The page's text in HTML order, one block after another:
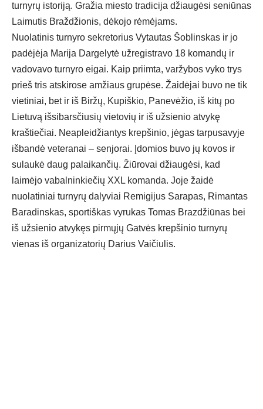
turnyrų istoriją. Gražia miesto tradicija džiaugėsi seniūnas
Laimutis Braždžionis, dėkojo rėmėjams.
Nuolatinis turnyro sekretorius Vytautas Šoblinskas ir jo
padėjėja Marija Dargelytė užregistravo 18 komandų ir
vadovavo turnyro eigai. Kaip priimta, varžybos vyko trys
prieš tris atskirose amžiaus grupėse. Žaidėjai buvo ne tik
vietiniai, bet ir iš Biržų, Kupiškio, Panevėžio, iš kitų po
Lietuvą išsibarsčiusių vietovių ir iš užsienio atvykę
kraštiečiai. Neapleidžiantys krepšinio, jėgas tarpusavyje
išbandė veteranai – senjorai. Įdomios buvo jų kovos ir
sulaukė daug palaikančių. Žiūrovai džiaugėsi, kad
laimėjo vabalninkiečių XXL komanda. Joje žaidė
nuolatiniai turnyrų dalyviai Remigijus Sarapas, Rimantas
Baradinskas, sportiškas vyrukas Tomas Brazdžiūnas bei
iš užsienio atvykęs pirmųjų Gatvės krepšinio turnyrų
vienas iš organizatorių Darius Vaičiulis.